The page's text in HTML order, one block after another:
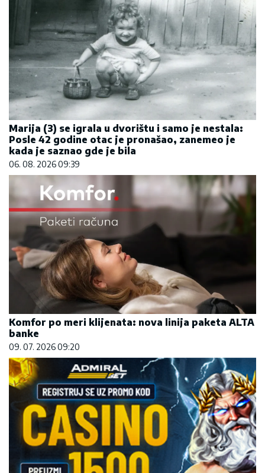
Marija (3) se igrala u dvorištu i samo je nestala:
Posle 42 godine otac je pronašao, zanemeo je
kada je saznao gde je bila
06. 08. 2026 09:39
Komfor po meri klijenata: nova linija paketa ALTA
banke
09. 07. 2026 09:20